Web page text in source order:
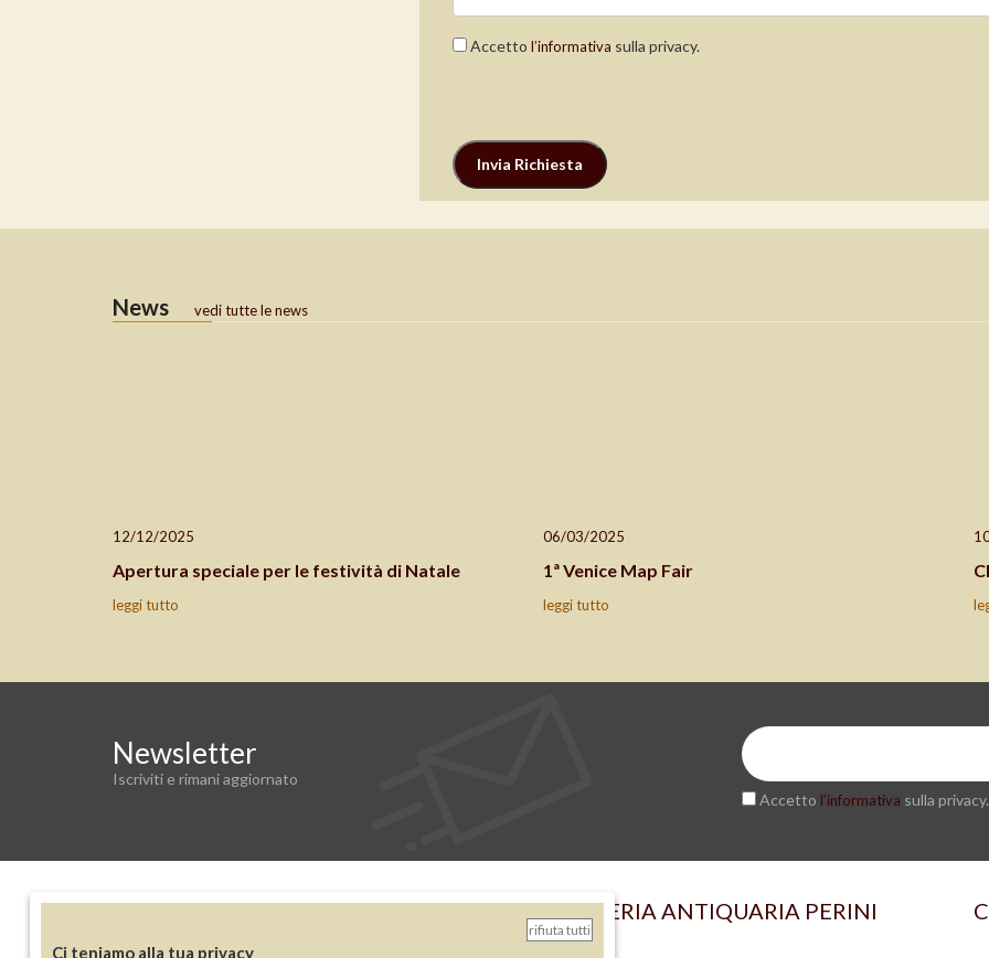
Accetto l’informativa sulla privacy.
News vedi tutte le news
12/12/2025
Apertura speciale per le festività di Natale
leggi tutto
06/03/2025
1ª Venice Map Fair
leggi tutto
Newsletter
Iscriviti e rimani aggiornato
Accetto l’informativa sulla privacy.
Membri ALAI & ILAB LIBRERIA ANTIQUARIA PERINI
rifiuta tutti
Ci teniamo alla tua privacy